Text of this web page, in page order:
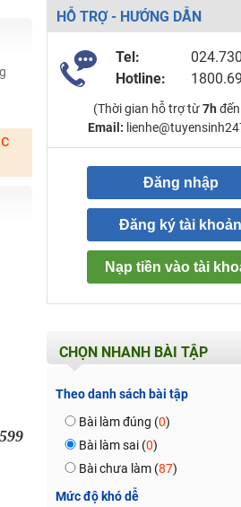
HỖ TRỢ - HƯỚNG DẪN
Tel:
Hotline:
(Thời gian hỗ trợ từ7h đến
Email:
Đăng nhập
Đăng ký tài khoản
Nạp tiền vào tài
CHỌN NHANH BÀI TẬP
Theo danh sách bài tập
Bài làm đúng (0)
Bài làm sai (0)
Bài chưa làm (87)
Mức độ khó dễ